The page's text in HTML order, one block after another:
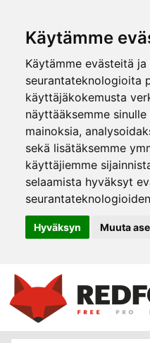
Käytämme
Käytämme evästeitä ja
seurantateknologioita
käyttäjäkokemusta
näyttääksemme
mainoksia,
sekä lisätäksemme
käyttäjiemme
selaamista hyväksyt
Hyväksyn Muuta